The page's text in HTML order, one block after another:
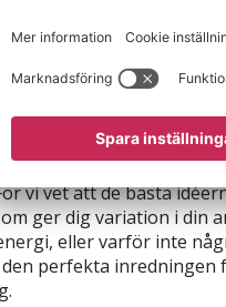
kontoret
noggrann planering,
arbetsdagen. Har
finns på arbetsplatsen
dig möjligheten till
till exempelvis
vi vet att de bästa
ger dig variation i
eller varför inte
perfekta